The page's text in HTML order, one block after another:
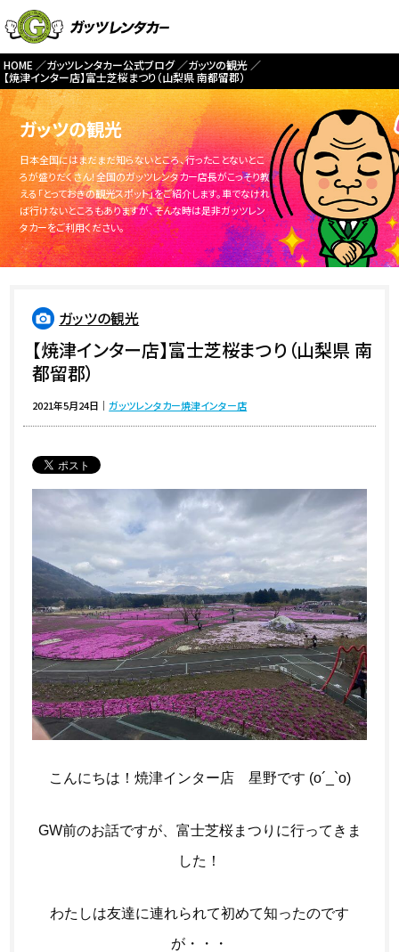
HOME ガッツレンタカー公式ブログ
ガッツの観光
【焼津インター店】富士芝桜まつり（山梨県 南都留郡）
ガッツの観光
日本全国にはまだまだ知らないところ、行ったことないとこ
ろが盛りだくさん！全国のガッツレンタカー店長がこっそり教
える「とっておきの観光スポット」をご紹介します。車でなけれ
ば行けないところもありますが、そんな時は是非ガッツレン
タカーをご利用ください。
ガッツの観光
【焼津インター店】富士芝桜まつり（山梨県 南
都留郡）
2021年5月24日 ｜ガッツレンタカー焼津インター店
こんにちは！焼津インター店 星野です (o´_`o)
GW前のお話ですが、富士芝桜まつりに行ってきま
した！
わたしは友達に連れられて初めて知ったのです
が・・・